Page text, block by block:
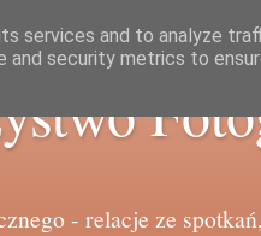
- relacje ze
services and to analyze
and security metrics to